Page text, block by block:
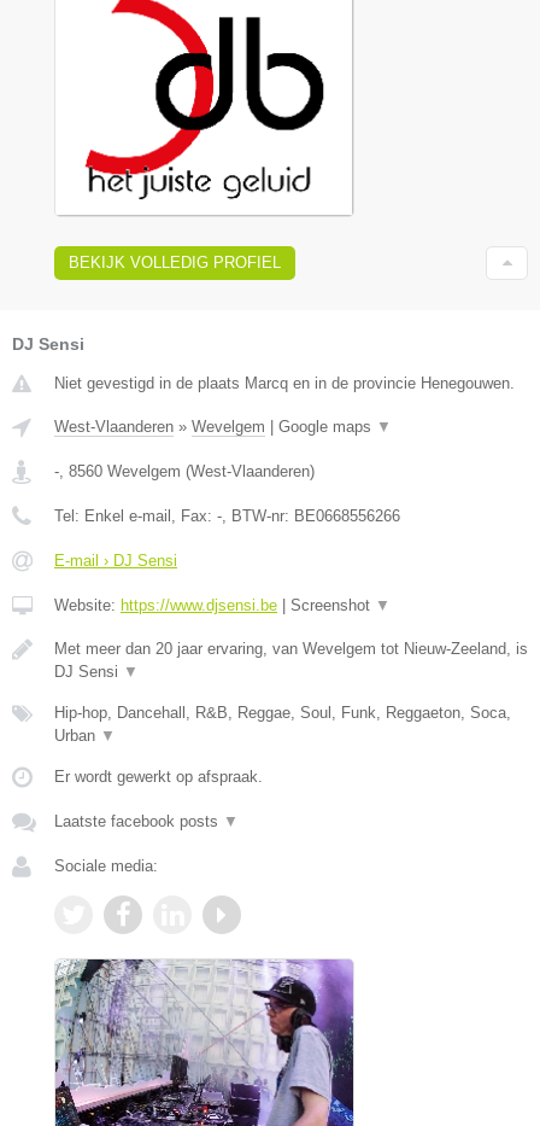
BEKIJK VOLLEDIG PROFIEL
DJ Sensi
Niet gevestigd in de plaats Marcq en in de provincie Henegouwen.
West-Vlaanderen » Wevelgem Google maps ▼
- 8560 Wevelgem (West-Vlaanderen)
Tel: Enkel e-mail , Fax: - , BTW-nr: BE0668556266
E-mail › DJ Sensi
Website: https://www.djsensi.be Screenshot ▼
Met meer dan 20 jaar ervaring, van Wevelgem tot Nieuw-Zeeland, is
DJ Sensi ▼
Hip-hop, Dancehall, R&B, Reggae, Soul, Funk, Reggaeton, Soca,
Urban ▼
Er wordt gewerkt op afspraak.
Laatste facebook posts ▼
Sociale media: